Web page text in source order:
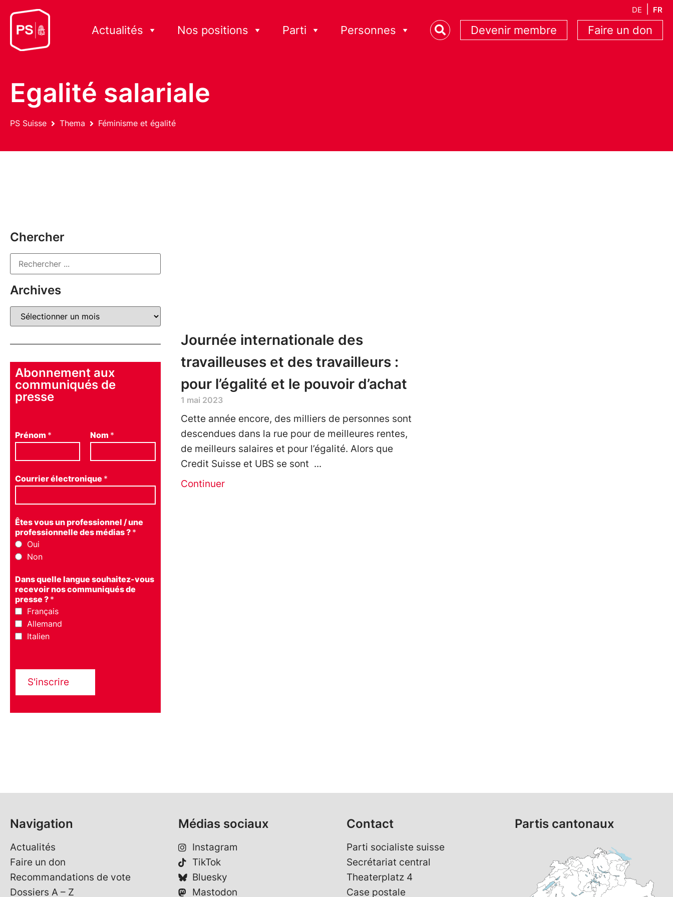
DE FR
Actualités Nos positions Parti Personnes Devenir membre Faire un don
Egalité salariale
PS Suisse Thema Féminisme et égalité
Chercher
Archives
Abonnement aux
communiqués de
presse
Prénom * Nom *
Courrier électronique *
Êtes vous un professionnel / une
professionnelle des médias ? *
Oui
Non
Dans quelle langue souhaitez-vous
recevoir nos communiqués de
presse ? *
Français
Allemand
Italien
S'inscrire
Journée internationale des
travailleuses et des travailleurs :
pour l’égalité et le pouvoir d’achat
1 mai 2023
Cette année encore, des milliers de personnes sont
descendues dans la rue pour de meilleures rentes,
de meilleurs salaires et pour l’égalité. Alors que
Credit Suisse et UBS se sont
Continuer
Navigation
Actualités
Faire un don
Recommandations de vote
Dossiers A – Z
Médias sociaux
Instagram
TikTok
Bluesky
Mastodon
Contact
Parti socialiste suisse
Secrétariat central
Theaterplatz 4
Case postale
Partis cantonaux